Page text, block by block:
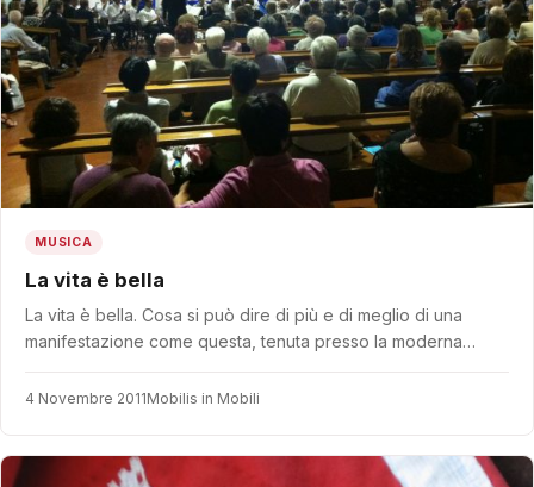
MUSICA
La vita è bella
La vita è bella. Cosa si può dire di più e di meglio di una
manifestazione come questa, tenuta presso la moderna…
4 Novembre 2011Mobilis in Mobili